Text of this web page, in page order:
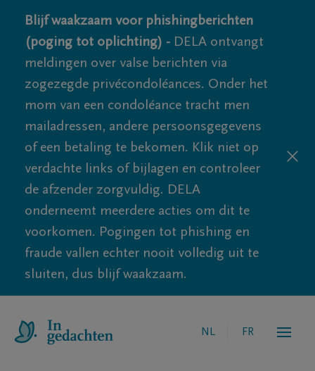
Blijf waakzaam voor phishingberichten
(poging tot oplichting) - DELA ontvangt
meldingen over valse berichten via
zogezegde privécondoléances. Onder het
mom van een condoléance tracht men
mailadressen, andere persoonsgegevens
of een betaling te bekomen. Klik niet op
verdachte links of bijlagen en controleer
de afzender zorgvuldig. DELA
onderneemt meerdere acties om dit te
voorkomen. Pogingen tot phishing en
fraude vallen echter nooit volledig uit te
sluiten, dus blijf waakzaam.
NL FR